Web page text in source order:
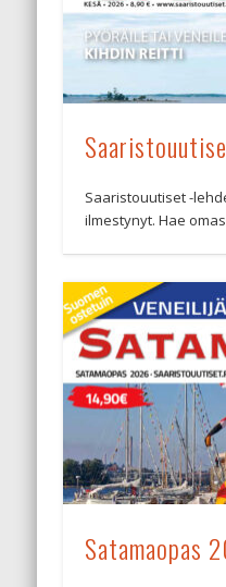
Saaristouutiset -
ilmestynyt. Hae
Satamaopas